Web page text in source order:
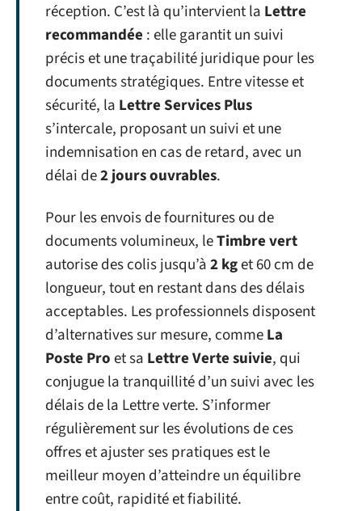
réception. C’est là qu’intervient la Lettre
recommandée : elle garantit un suivi
précis et une traçabilité juridique pour les
documents stratégiques. Entre vitesse et
sécurité, la Lettre Services Plus
s’intercale, proposant un suivi et une
indemnisation en cas de retard, avec un
délai de2 jours ouvrables.
Pour les envois de fournitures ou de
documents volumineux, leTimbre vert
autorise des colis jusqu’à2 kget 60 cm de
longueur, tout en restant dans des délais
acceptables. Les professionnels disposent
d’alternatives sur mesure, commeLa
Poste Proet sa Lettre Verte suivie, qui
conjugue la tranquillité d’un suivi avec les
délais de la Lettre verte. S’informer
régulièrement sur les évolutions de ces
offres et ajuster ses pratiques est le
meilleur moyen d’atteindre un équilibre
entre coût, rapidité et fiabilité.